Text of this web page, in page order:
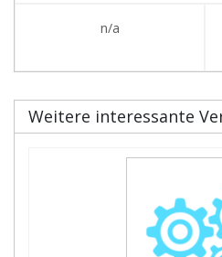
n/a
Weitere interessante